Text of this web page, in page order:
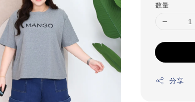
数量
分享